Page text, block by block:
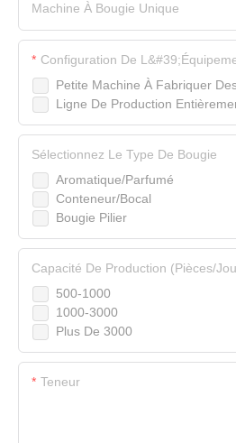
Machine À Bougie Unique
Petite Machine À Fabriquer
Ligne De Production
Configuration De
Aromatique/Parfumé
Conteneur/Bocal
Bougie Pilier
Sélectionnez Le Type De Bougie
500-1000
1000-3000
Plus De 3000
Capacité De Production (pièces/
Teneur